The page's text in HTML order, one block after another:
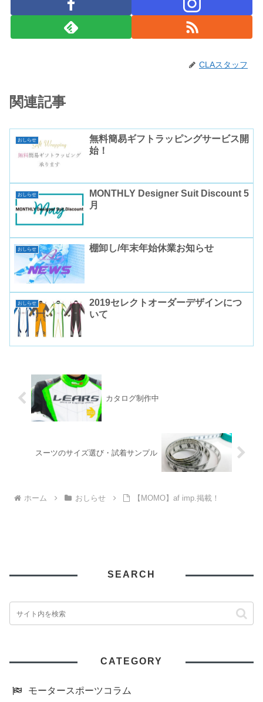
CLAスタッフ
関連記事
おしらせ
無料簡易ギフトラッピングサービス開
始！
おしらせ
MONTHLY Designer Suit Discount 5
月
おしらせ 棚卸し/年末年始休業お知らせ
おしらせ
2019セレクトオーダーデザインにつ
いて
カタログ制作中
スーツのサイズ選び・試着サンプル
ホーム おしらせ 【MOMO】af imp.掲載！
SEARCH
CATEGORY
モータースポーツコラム